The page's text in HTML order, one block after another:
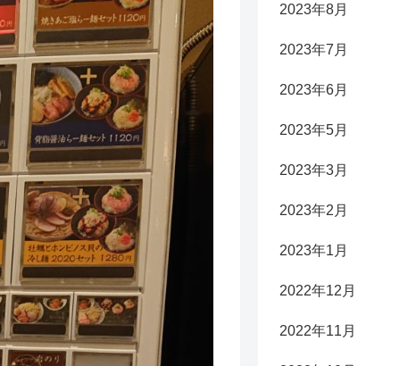
2023年8月
2023年7月
2023年6月
2023年5月
2023年3月
2023年2月
2023年1月
2022年12月
2022年11月